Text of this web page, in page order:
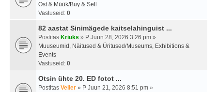
Ost & Müük/Buy & Sell
Vastuseid: 0
82 aastat Sinimägede kaitselahinguist ...
Postitas Kriuks » P Juun 28, 2026 3:26 pm »
Muuseumid, Näitused & Üritused/Museums, Exhibitions &
Events
Vastuseid: 0
Otsin ühte 20. ED fotot ...
Postitas Veiler » P Juun 21, 2026 8:51 pm »